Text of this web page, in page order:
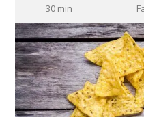
30 min